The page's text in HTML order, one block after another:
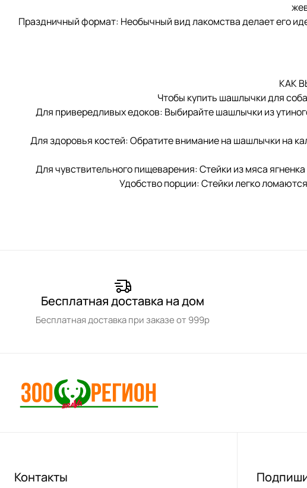
Праздничный формат: Необычный вид лакомства делает его
КАК
Чтобы купить шашлычки для
Для привередливых едоков: Выбирайте шашлычки из
Для здоровья костей: Обратите внимание на шашлычки на
Для чувствительного пищеварения: Стейки из мяса
Удобство порции: Стейки легко
Бесплатная доставка на дом
Бесплатная доставка при заказе от 999р
Контакты